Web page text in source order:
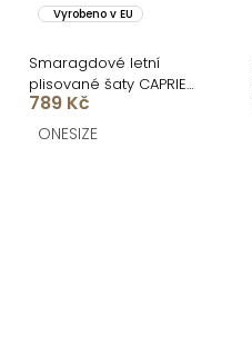
Vyrobeno v EU
Smaragdové letní
plisované šaty CAPRIE
bez ramínek
789 Kč
ONESIZE